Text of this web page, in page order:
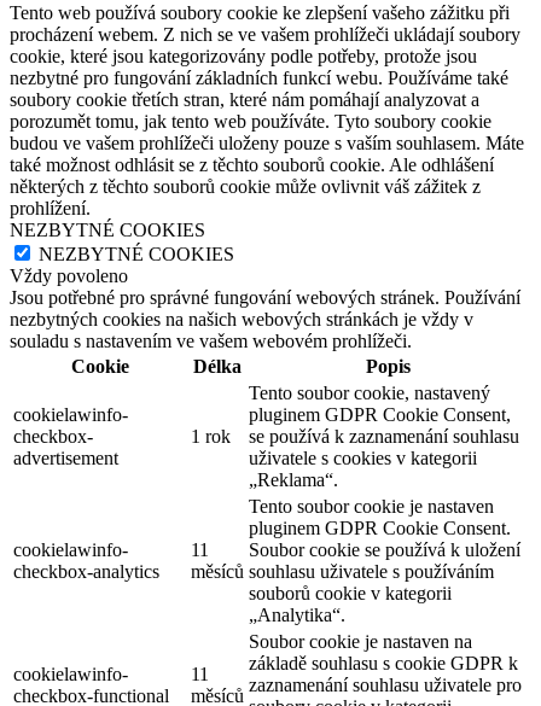
Tento web používá soubory cookie ke zlepšení vašeho zážitku při
procházení webem. Z nich se ve vašem prohlížeči ukládají soubory
cookie, které jsou kategorizovány podle potřeby, protože jsou
nezbytné pro fungování základních funkcí webu. Používáme také
soubory cookie třetích stran, které nám pomáhají analyzovat a
porozumět tomu, jak tento web používáte. Tyto soubory cookie
budou ve vašem prohlížeči uloženy pouze s vaším souhlasem. Máte
také možnost odhlásit se z těchto souborů cookie. Ale odhlášení
některých z těchto souborů cookie může ovlivnit váš zážitek z
prohlížení.
NEZBYTNÉ COOKIES
NEZBYTNÉ COOKIES
Vždy povoleno
Jsou potřebné pro správné fungování webových stránek. Používání
nezbytných cookies na našich webových stránkách je vždy v
souladu s nastavením ve vašem webovém prohlížeči.
Cookie
Délka Popis
cookielawinfo-
checkbox-
advertisement
1 rok
Tento soubor cookie, nastavený
pluginem GDPR Cookie Consent,
se používá k zaznamenání souhlasu
uživatele s cookies v kategorii
„Reklama“.
cookielawinfo-
checkbox-analytics
11
měsíců
Tento soubor cookie je nastaven
pluginem GDPR Cookie Consent.
Soubor cookie se používá k uložení
souhlasu uživatele s používáním
souborů cookie v kategorii
„Analytika“.
cookielawinfo-
checkbox-functional
11
měsíců
Soubor cookie je nastaven na
základě souhlasu s cookie GDPR k
zaznamenání souhlasu uživatele pro